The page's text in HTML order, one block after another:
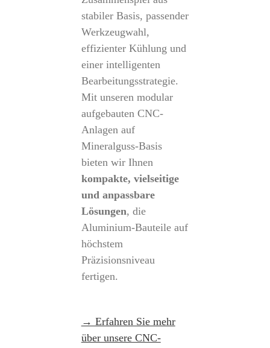
stabiler Basis, passender
Werkzeugwahl,
effizienter Kühlung und
einer intelligenten
Bearbeitungsstrategie.
Mit unseren modular
aufgebauten CNC-
Anlagen auf
Mineralguss-Basis
bieten wir Ihnen
kompakte, vielseitige
und anpassbare
Lösungen, die
Aluminium-Bauteile auf
höchstem
Präzisionsniveau
fertigen.
→ Erfahren Sie mehr
über unsere CNC-